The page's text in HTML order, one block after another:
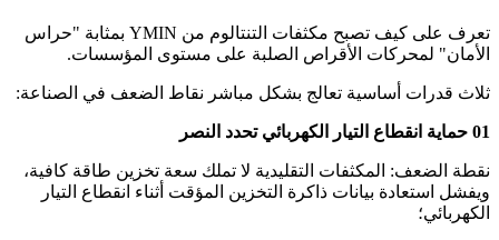
تعرف على كيف تصبح مكثفات التنتالوم من YMIN بمثابة "حراس
الأمان" لمحركات الأقراص الصلبة على مستوى المؤسسات.
ثلاث قدرات أساسية تعالج بشكل مباشر نقاط الضعف في الصناعة:
01 حماية انقطاع التيار الكهربائي تحدد النصر
نقطة الضعف: المكثفات التقليدية لا تملك سعة تخزين طاقة كافية،
ويفشل استعادة بيانات ذاكرة التخزين المؤقت أثناء انقطاع التيار
الكهربائي؛